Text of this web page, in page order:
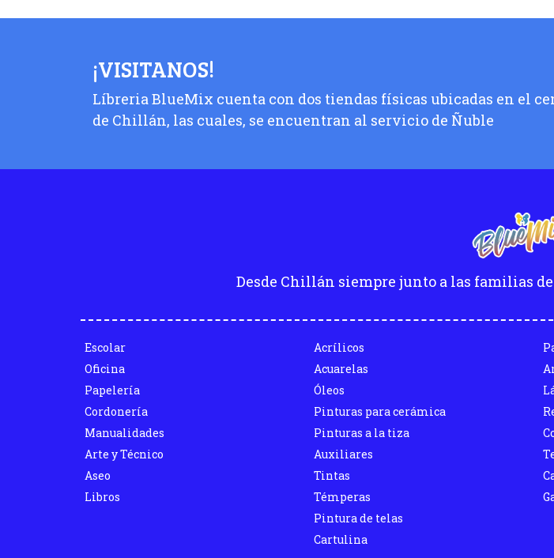
¡VISITANOS!
Líbreria BlueMix cuenta con dos tiendas físicas ubicadas en el
de Chillán, las cuales, se encuentran al servicio de Ñuble
Desde Chillán siempre junto a las familias
Escolar
Oficina
Papelería
Cordonería
Manualidades
Arte y Técnico
Aseo
Libros
Acrílicos
Acuarelas
Óleos
Pinturas para cerámica
Pinturas a la tiza
Auxiliares
Tintas
Témperas
Pintura de telas
Cartulina